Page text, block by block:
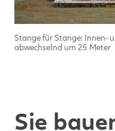
Stange für Stange: Innen-
abwechselnd um 25 Meter
Sie